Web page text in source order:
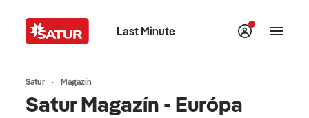
Last Minute
Satur Magazín
Satur Magazín - Európa